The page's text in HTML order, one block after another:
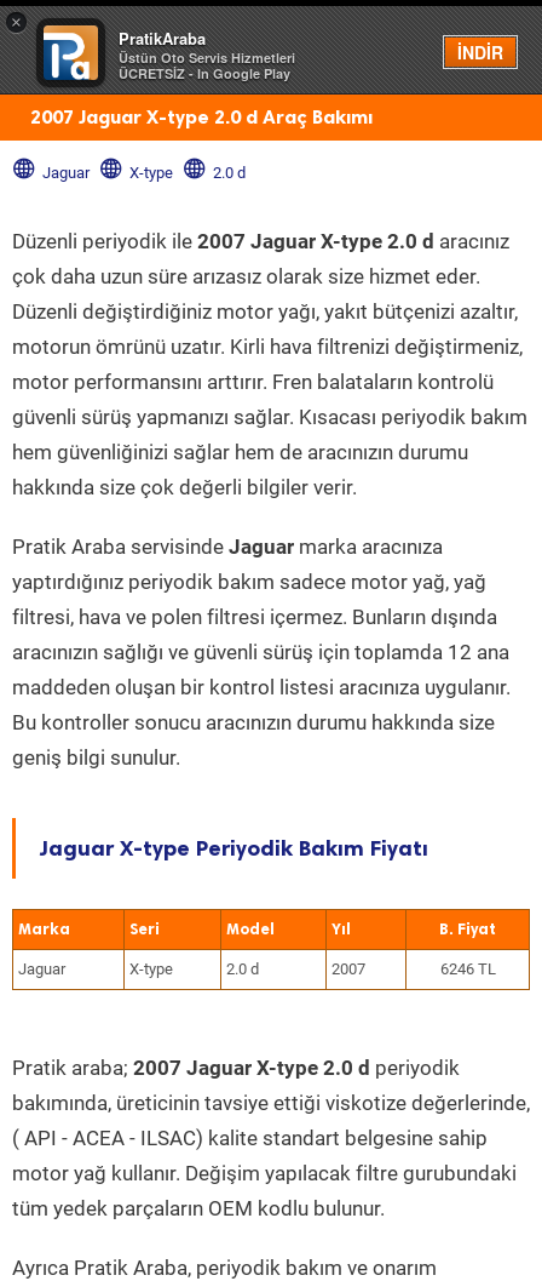
×
PratikAraba
Üstün Oto Servis Hizmetleri
ÜCRETSİZ - In Google Play
İNDİR
Menü
2007 Jaguar X-type 2.0 d Araç Bakımı
Jaguar X-type 2.0 d
Düzenli periyodik ile 2007 Jaguar X-type 2.0 d aracınız
çok daha uzun süre arızasız olarak size hizmet eder.
Düzenli değiştirdiğiniz motor yağı, yakıt bütçenizi azaltır,
motorun ömrünü uzatır. Kirli hava filtrenizi değiştirmeniz,
motor performansını arttırır. Fren balataların kontrolü
güvenli sürüş yapmanızı sağlar. Kısacası periyodik bakım
hem güvenliğinizi sağlar hem de aracınızın durumu
hakkında size çok değerli bilgiler verir.
Pratik Araba servisinde Jaguar marka aracınıza
yaptırdığınız periyodik bakım sadece motor yağ, yağ
filtresi, hava ve polen filtresi içermez. Bunların dışında
aracınızın sağlığı ve güvenli sürüş için toplamda 12 ana
maddeden oluşan bir kontrol listesi aracınıza uygulanır.
Bu kontroller sonucu aracınızın durumu hakkında size
geniş bilgi sunulur.
Jaguar X-type Periyodik Bakım Fiyatı
Marka Seri Model Yıl
Jaguar X-type 2.0 d 2007 6246 TL
Pratik araba; 2007 Jaguar X-type 2.0 d periyodik
bakımında, üreticinin tavsiye ettiği viskotize değerlerinde,
( API - ACEA - ILSAC) kalite standart belgesine sahip
motor yağ kullanır. Değişim yapılacak filtre gurubundaki
tüm yedek parçaların OEM kodlu bulunur.
Ayrıca Pratik Araba, periyodik bakım ve onarım